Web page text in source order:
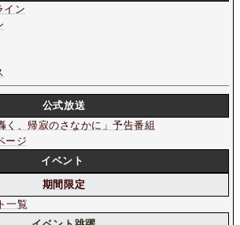
イン
公式放送
く、帰寂のさなかに」予告番組
ージ
イベント
期間限定
一覧